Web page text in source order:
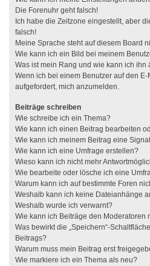
Die Forenuhr geht falsch!
Ich habe die Zeitzone eingestellt, aber
falsch!
Meine Sprache steht auf diesem Board
Wie kann ich ein Bild bei meinem
Was ist mein Rang und wie kann ich ihn
Wenn ich bei einem Benutzer auf den
aufgefordert, mich anzumelden.
Beiträge schreiben
Wie schreibe ich ein Thema?
Wie kann ich einen Beitrag bearbeiten
Wie kann ich meinem Beitrag eine
Wie kann ich eine Umfrage erstellen?
Wieso kann ich nicht mehr
Wie bearbeite oder lösche ich eine
Warum kann ich auf bestimmte Foren
Weshalb kann ich keine Dateianhänge
Weshalb wurde ich verwarnt?
Wie kann ich Beiträge den Moderatoren
Was bewirkt die „Speichern“-
Beitrags?
Warum muss mein Beitrag erst
Wie markiere ich ein Thema als neu?